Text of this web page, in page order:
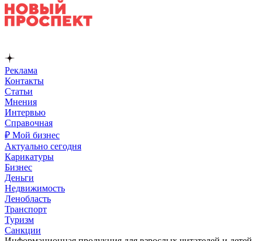
Реклама
Контакты
Статьи
Мнения
Интервью
Справочная
₽ Мой бизнес
Актуально сегодня
Карикатуры
Бизнес
Деньги
Недвижимость
Ленобласть
Транспорт
Туризм
Санкции